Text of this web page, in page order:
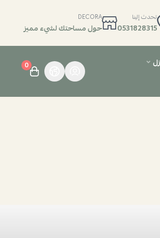
تحدث إلينا
0531828315
DECORA
حول مساحتك لشيء مميز
0